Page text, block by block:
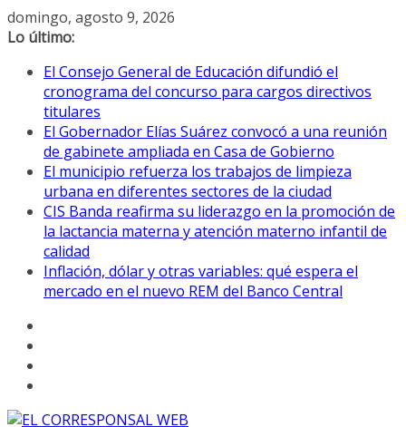
Saltar
al
domingo, agosto 9, 2026
Lo último:
El Consejo General de Educación difundió el
cronograma del concurso para cargos directivos
titulares
El Gobernador Elías Suárez convocó a una reunión
de gabinete ampliada en Casa de Gobierno
El municipio refuerza los trabajos de limpieza
urbana en diferentes sectores de la ciudad
CIS Banda reafirma su liderazgo en la promoción de
la lactancia materna y atención materno infantil de
calidad
Inflación, dólar y otras variables: qué espera el
mercado en el nuevo REM del Banco Central